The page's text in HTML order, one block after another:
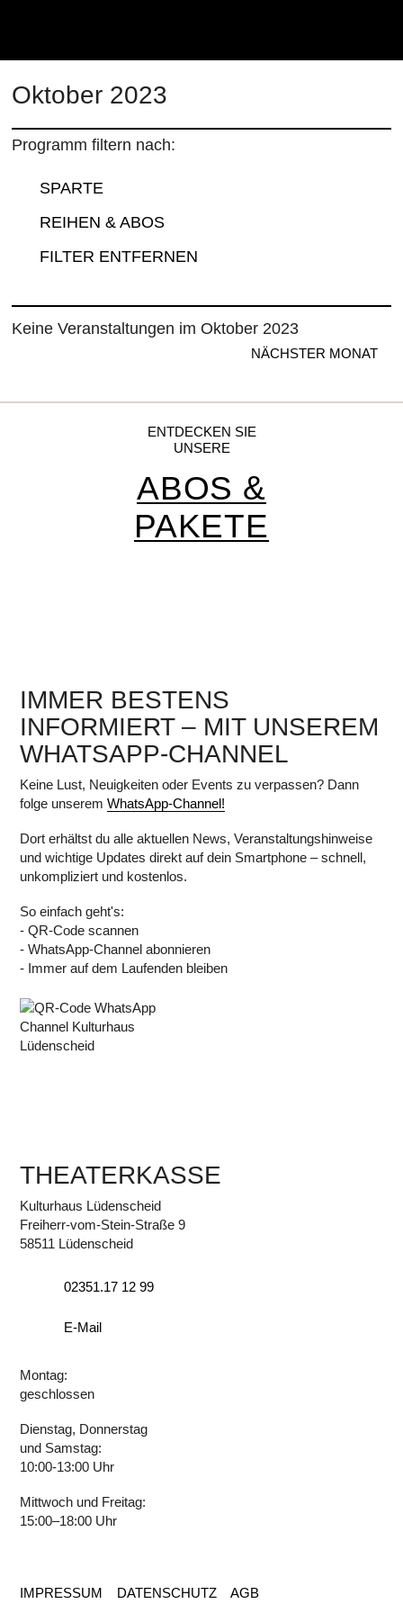
Oktober 2023
Programm filtern nach:
SPARTE
REIHEN & ABOS
FILTER ENTFERNEN
Keine Veranstaltungen im Oktober 2023
NÄCHSTER MONAT
ENTDECKEN SIE
UNSERE
ABOS &
PAKETE
IMMER BESTENS
INFORMIERT – MIT UNSEREM
WHATSAPP-CHANNEL
Keine Lust, Neuigkeiten oder Events zu verpassen? Dann
folge unserem WhatsApp-Channel!
Dort erhältst du alle aktuellen News, Veranstaltungshinweise
und wichtige Updates direkt auf dein Smartphone – schnell,
unkompliziert und kostenlos.
So einfach geht's:
- QR-Code scannen
- WhatsApp-Channel abonnieren
- Immer auf dem Laufenden bleiben
IMPRESSUM DATENSCHUTZ AGB
THEATERKASSE
Kulturhaus Lüdenscheid
Freiherr-vom-Stein-Straße 9
58511 Lüdenscheid
02351.17 12 99
E-Mail
Montag:
geschlossen
Dienstag, Donnerstag
und Samstag:
10:00-13:00 Uhr
Mittwoch und Freitag:
15:00–18:00 Uhr